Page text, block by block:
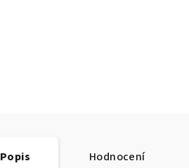
Popis Hodnocení